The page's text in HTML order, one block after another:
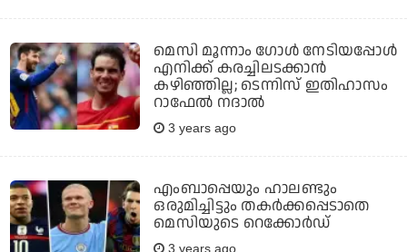
മെസി മൂന്നാം ഗോൾ നേടിയപ്പോൾ
എനിക്ക് കരച്ചിലടക്കാൻ
കഴിഞ്ഞില്ല; ടെന്നിസ് ഇതിഹാസം
റാഫേൽ നദാൽ
3 years ago
എംബാപ്പെയും ഹാലണ്ടും
ഒരുമിച്ചിട്ടും തകർക്കപ്പെടാതെ
മെസിയുടെ റെക്കോർഡ്‌
3 years ago